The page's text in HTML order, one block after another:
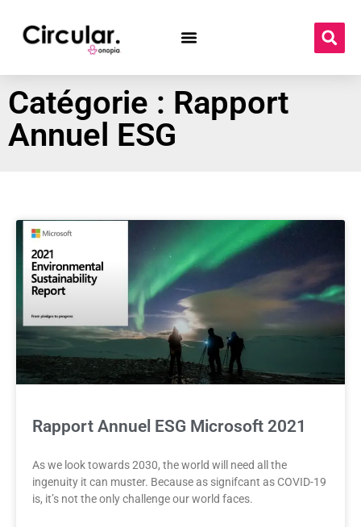
Catégorie : Rapport
Annuel ESG
Rapport Annuel ESG Microsoft 2021
As we look towards 2030, the world will need all the
ingenuity it can muster. Because as signifcant as COVID-19
is, it’s not the only challenge our world faces.